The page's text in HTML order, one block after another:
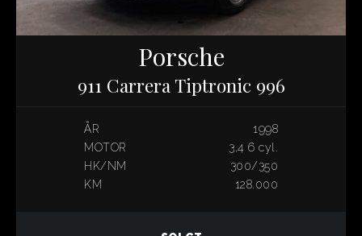
Porsche
911 Carrera Tiptronic 996
ÅR
1998
MOTOR
3,4 6 cyl.
HK/NM
300/350
KM
128.000